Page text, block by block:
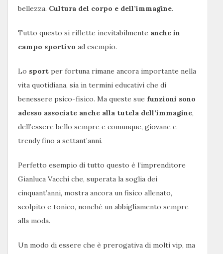
bellezza. Cultura del corpo e dell’immagine.
Tutto questo si riflette inevitabilmente anche in
campo sportivo ad esempio.
Lo sport per fortuna rimane ancora importante nella
vita quotidiana, sia in termini educativi che di
benessere psico-fisico. Ma queste sue funzioni sono
adesso associate anche alla tutela dell’immagine,
dell’essere bello sempre e comunque, giovane e
trendy fino a settant’anni.
Perfetto esempio di tutto questo è l’imprenditore
Gianluca Vacchi che, superata la soglia dei
cinquant’anni, mostra ancora un fisico allenato,
scolpito e tonico, nonché un abbigliamento sempre
alla moda.
Un modo di essere che è prerogativa di molti vip, ma